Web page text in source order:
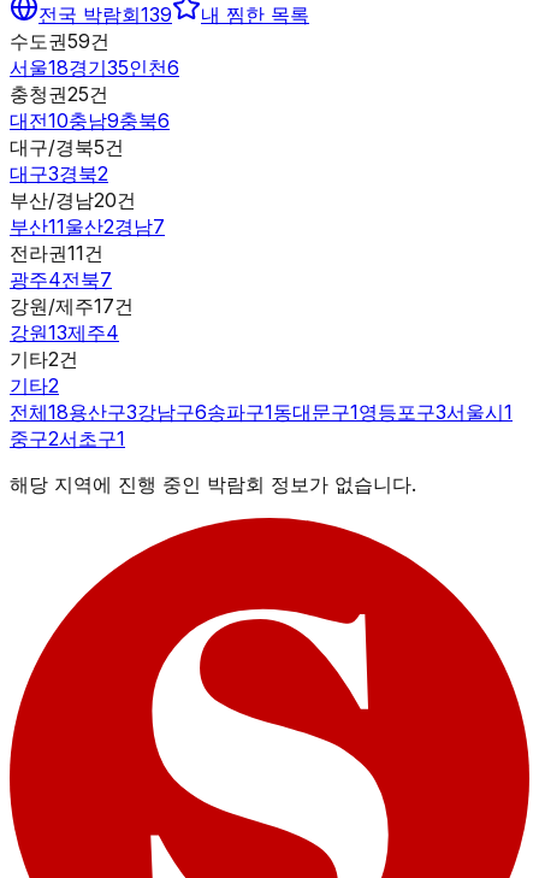
전국 박람회139
내 찜한 목록
수도권59건
서울18경기35인천6
충청권25건
대전10충남9충북6
대구/경북5건
대구3경북2
부산/경남20건
부산11울산2경남7
전라권11건
광주4전북7
강원/제주17건
강원13제주4
기타2건
기타2
전체18용산구3강남구6송파구1동대문구1영등포구3서울시1
중구2서초구1
해당 지역에 진행 중인 박람회 정보가 없습니다.